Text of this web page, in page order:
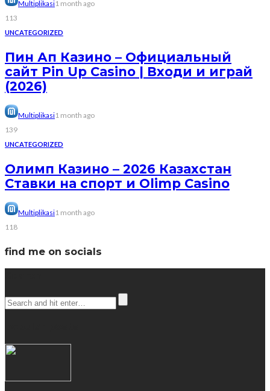
Multiplikasi1 month ago
113
UNCATEGORIZED
Пин Ап Казино – Официальный
сайт Pin Up Casino | Входи и играй
(2026)
Multiplikasi1 month ago
139
UNCATEGORIZED
Олимп Казино – 2026 Казахстан
Ставки на спорт и Olimp Casino
Multiplikasi1 month ago
118
find me on socials